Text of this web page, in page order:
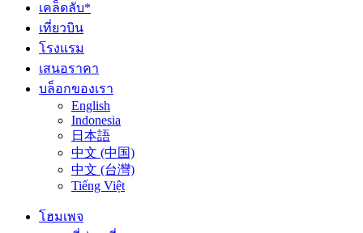
เคล็ดลับ*
เที่ยวบิน
โรงแรม
เสนอราคา
บล็อกของเรา
English
Indonesia
日本語
中文 (中国)
中文 (台灣)
Tiếng Việt
โฮมเพจ